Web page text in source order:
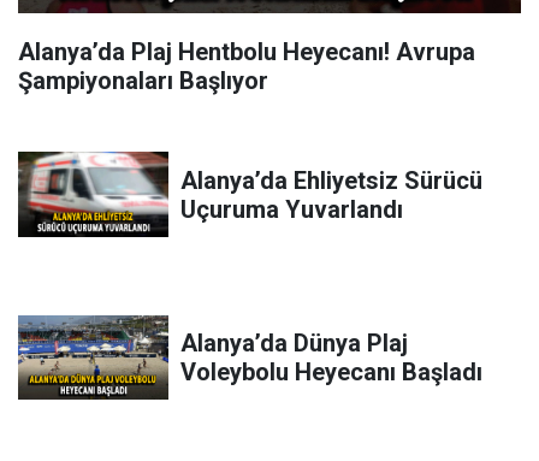
Alanya’da Plaj Hentbolu Heyecanı! Avrupa
Şampiyonaları Başlıyor
Alanya’da Ehliyetsiz Sürücü
Uçuruma Yuvarlandı
Alanya’da Dünya Plaj
Voleybolu Heyecanı Başladı